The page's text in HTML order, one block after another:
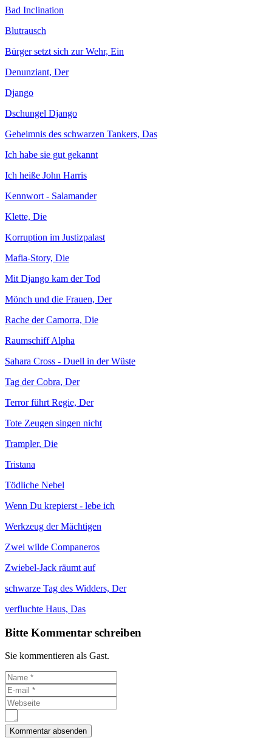
Bad Inclination
Blutrausch
Bürger setzt sich zur Wehr, Ein
Denunziant, Der
Django
Dschungel Django
Geheimnis des schwarzen Tankers, Das
Ich habe sie gut gekannt
Ich heiße John Harris
Kennwort - Salamander
Klette, Die
Korruption im Justizpalast
Mafia-Story, Die
Mit Django kam der Tod
Mönch und die Frauen, Der
Rache der Camorra, Die
Raumschiff Alpha
Sahara Cross - Duell in der Wüste
Tag der Cobra, Der
Terror führt Regie, Der
Tote Zeugen singen nicht
Trampler, Die
Tristana
Tödliche Nebel
Wenn Du krepierst - lebe ich
Werkzeug der Mächtigen
Zwei wilde Companeros
Zwiebel-Jack räumt auf
schwarze Tag des Widders, Der
verfluchte Haus, Das
Bitte Kommentar schreiben
Sie kommentieren als Gast.